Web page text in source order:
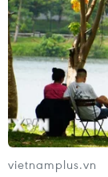
do thiếu tinh
vietnamplus.vn